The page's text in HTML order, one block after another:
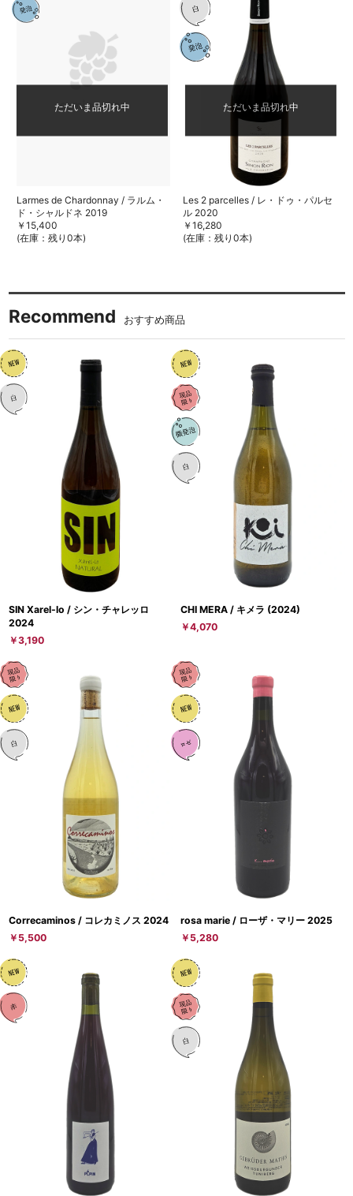
ただいま品切れ中
Larmes de Chardonnay / ラルム・
ド・シャルドネ 2019
￥15,400
(在庫：残り0本)
ただいま品切れ中
Les 2 parcelles / レ・ドゥ・パルセ
ル 2020
￥16,280
(在庫：残り0本)
Recommend おすすめ商品
SIN Xarel-lo / シン・チャレッロ
2024
￥3,190
CHI MERA / キメラ (2024)
￥4,070
Correcaminos / コレカミノス 2024
￥5,500
rosa marie / ローザ・マリー 2025
￥5,280